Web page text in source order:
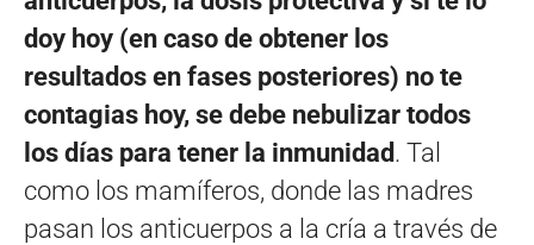
doy hoy (en caso de obtener los
resultados en fases posteriores) no te
contagias hoy, se debe nebulizar todos
los días para tener la inmunidad . Tal
como los mamíferos, donde las madres
pasan los anticuerpos a la cría a través de